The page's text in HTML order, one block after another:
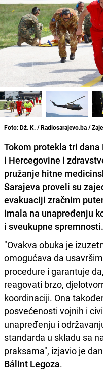
Foto: Dž. K. / Radiosarajevo.ba /
Tokom protekla tri dana
i Hercegovine i
pružanje hitne
Sarajeva proveli su
evakuaciji zračnim
imala na unapređenju
i sveukupne spremnosti.
"Ovakva obuka je
omogućava da
procedure i garantuje
reagovati brzo,
koordinaciji. Ona
posvećenosti vojnih i
unapređenju i
standarda u skladu sa
praksama", izjavio je
Bálint Legoza.